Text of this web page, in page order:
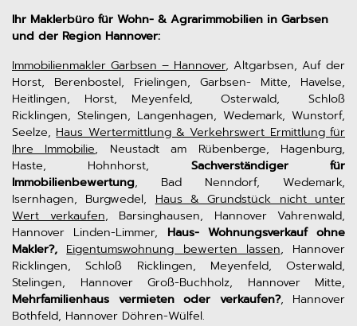
Ihr Maklerbüro für Wohn- & Agrarimmobilien in Garbsen
und der Region Hannover:
Immobilienmakler Garbsen – Hannover, Altgarbsen, Auf der
Horst, Berenbostel, Frielingen, Garbsen- Mitte, Havelse,
Heitlingen, Horst, Meyenfeld, Osterwald, Schloß
Ricklingen, Stelingen, Langenhagen, Wedemark, Wunstorf,
Seelze, Haus Wertermittlung & Verkehrswert Ermittlung für
Ihre Immobilie, Neustadt am Rübenberge, Hagenburg,
Haste, Hohnhorst, Sachverständiger für
Immobilienbewertung, Bad Nenndorf, Wedemark,
Isernhagen, Burgwedel, Haus & Grundstück nicht unter
Wert verkaufen, Barsinghausen, Hannover Vahrenwald,
Hannover Linden-Limmer, Haus- Wohnungsverkauf ohne
Makler?, Eigentumswohnung bewerten lassen, Hannover
Ricklingen, Schloß Ricklingen, Meyenfeld, Osterwald,
Stelingen, Hannover Groß-Buchholz, Hannover Mitte,
Mehrfamilienhaus vermieten oder verkaufen?, Hannover
Bothfeld, Hannover Döhren-Wülfel.